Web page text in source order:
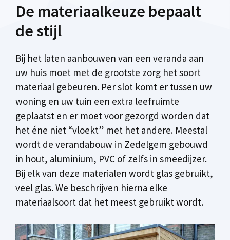
De materiaalkeuze bepaalt
de stijl
Bij het laten aanbouwen van een veranda aan
uw huis moet met de grootste zorg het soort
materiaal gebeuren. Per slot komt er tussen uw
woning en uw tuin een extra leefruimte
geplaatst en er moet voor gezorgd worden dat
het éne niet “vloekt” met het andere. Meestal
wordt de verandabouw in Zedelgem gebouwd
in hout, aluminium, PVC of zelfs in smeedijzer.
Bij elk van deze materialen wordt glas gebruikt,
veel glas. We beschrijven hierna elke
materiaalsoort dat het meest gebruikt wordt.